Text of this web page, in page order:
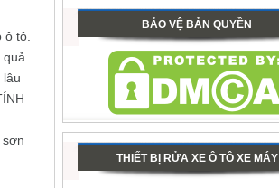
ô tô.
lâu
sơn
BẢO VỆ BẢN QUYỀN
THIẾT BỊ RỬA XE Ô TÔ XE MÁY